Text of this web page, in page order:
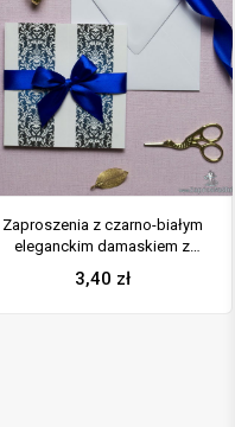
Zaproszenia z czarno-białym
eleganckim damaskiem z
błękitną poświatą, przewiązane
wstążką po środku. ZAP-21-13
3,40 zł